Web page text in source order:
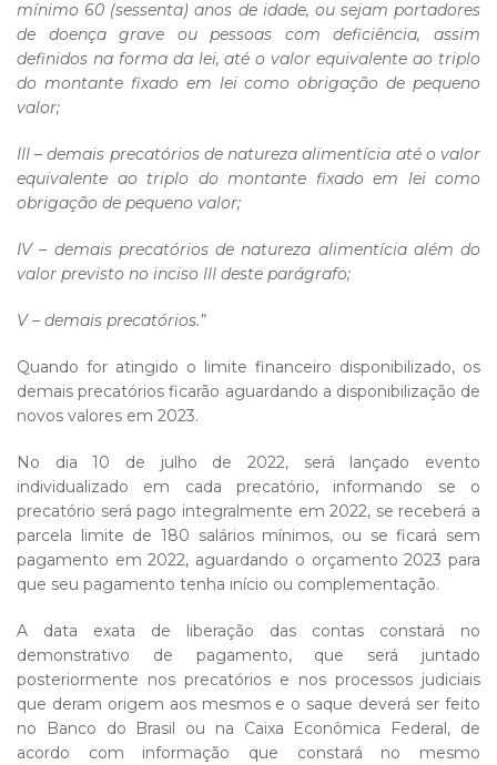
mínimo 60 (sessenta) anos de idade, ou sejam portadores
de doença grave ou pessoas com deficiência, assim
definidos na forma da lei, até o valor equivalente ao triplo
do montante fixado em lei como obrigação de pequeno
valor;
III – demais precatórios de natureza alimentícia até o valor
equivalente ao triplo do montante fixado em lei como
obrigação de pequeno valor;
IV – demais precatórios de natureza alimentícia além do
valor previsto no inciso III deste parágrafo;
V – demais precatórios.”
Quando for atingido o limite financeiro disponibilizado, os
demais precatórios ficarão aguardando a disponibilização de
novos valores em 2023.
No dia 10 de julho de 2022, será lançado evento
individualizado em cada precatório, informando se o
precatório será pago integralmente em 2022, se receberá a
parcela limite de 180 salários mínimos, ou se ficará sem
pagamento em 2022, aguardando o orçamento 2023 para
que seu pagamento tenha início ou complementação.
A data exata de liberação das contas constará no
demonstrativo de pagamento, que será juntado
posteriormente nos precatórios e nos processos judiciais
que deram origem aos mesmos e o saque deverá ser feito
no Banco do Brasil ou na Caixa Econômica Federal, de
acordo com informação que constará no mesmo